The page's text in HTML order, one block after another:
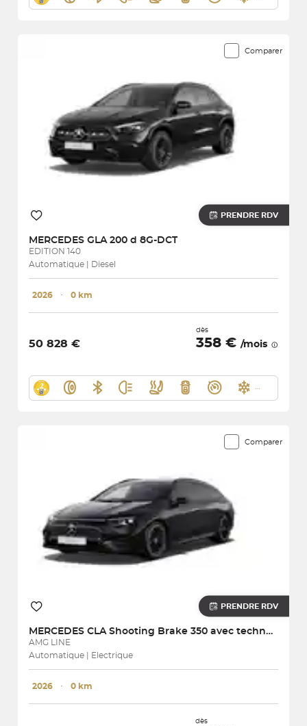
Comparer
PRENDRE RDV
MERCEDES GLA 200 d 8G-DCT
EDITION 140
Automatique | Diesel
2026 ･ 0 km
50 828 €
dès
358 € /mois
Comparer
PRENDRE RDV
MERCEDES CLA Shooting Brake 350 avec technologie EQ 4MATIC
AMG LINE
Automatique | Electrique
2026 ･ 0 km
dès